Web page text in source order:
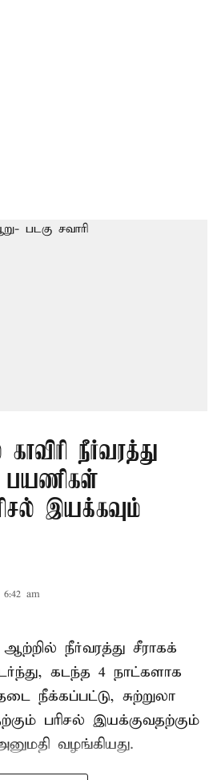
நீர்வரத்து
பயணிகள்
இயக்கவும்
am
நீர்வரத்து சீராகக்
கடந்த 4 நாட்களாக
நீக்கப்பட்டு, சுற்றுலா
பரிசல் இயக்குவதற்கும்
வழங்கியது.